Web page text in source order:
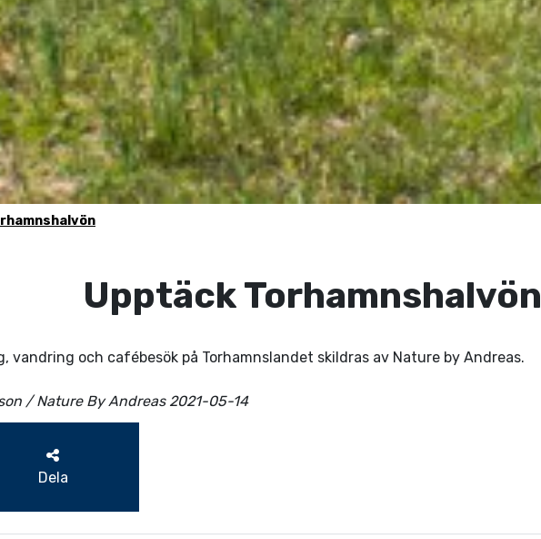
Upptäck Torhamnshalvön
vandring och cafébesök på Torhamnslandet skildras av Nature by Andreas.
/ Nature By Andreas 2021-05-14
Dela